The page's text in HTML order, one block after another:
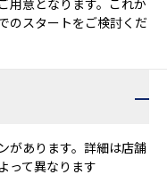
用意となります。これか
のスタートをご検討くだ
があります。詳細は店舗
て異なります